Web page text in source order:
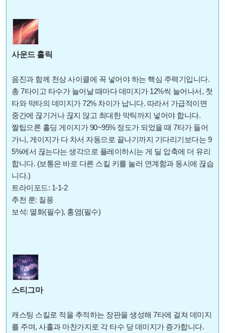
사운드 홀릭
음진과 함께 천상 사이클에 꼭 넣어야 하는 핵심 주력기입니다.
총 7타이고 타수가 늘어날 때마다 데미지가 12%씩 늘어나서, 첫
타와 막타의 데미지가 72% 차이가 납니다. 따라서 가급적이면
중간에 끊기거나 끊지 않고 최대한 막틱까지 넣어야 합니다.
짤팁으론 홀딩 게이지가 90~95% 정도가 되었을 때 7타가 들어
가니, 게이지가 다 차서 자동으로 끝나기까지 기다리기보다는 9
5%에서 끊는다는 생각으로 플레이하시는 게 딜 압축에 더 유리
합니다. (보통은 바로 다른 스킬 키를 눌러 연계함과 동시에 끊습
니다.)
트라이포드: 1-1-2
추천 룬: 질풍
보석: 멸화(필수), 홍염(필수)
스티그마
캐스팅 스킬로 적을 추적하는 장판을 생성해 7타에 걸쳐 데미지
를 주며, 사홀과 마찬가지로 각 타수 당 데미지가 증가합니다.